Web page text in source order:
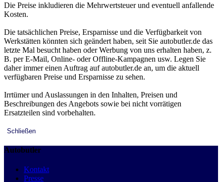
Die Preise inkludieren die Mehrwertsteuer und eventuell anfallende
Kosten.
Die tatsächlichen Preise, Ersparnisse und die Verfügbarkeit von
Werkstätten könnten sich geändert haben, seit Sie autobutler.de das
letzte Mal besucht haben oder Werbung von uns erhalten haben, z.
B. per E-Mail, Online- oder Offline-Kampagnen usw. Legen Sie
daher immer einen Auftrag auf autobutler.de an, um die aktuell
verfügbaren Preise und Ersparnisse zu sehen.
Irrtümer und Auslassungen in den Inhalten, Preisen und
Beschreibungen des Angebots sowie bei nicht vorrätigen
Ersatzteilen sind vorbehalten.
Schließen
Autobutler
Kontakt
Presse